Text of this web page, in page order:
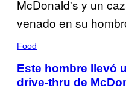
Food
Este hombre llevó
drive-thru de